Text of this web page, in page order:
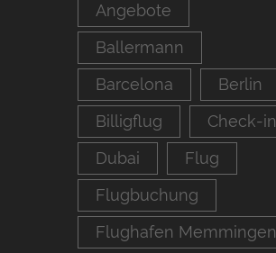
Angebote
Ballermann
Barcelona
Berlin
Billigflug
Check-in
Dubai
Flug
Flugbuchung
Flughafen Memmingen